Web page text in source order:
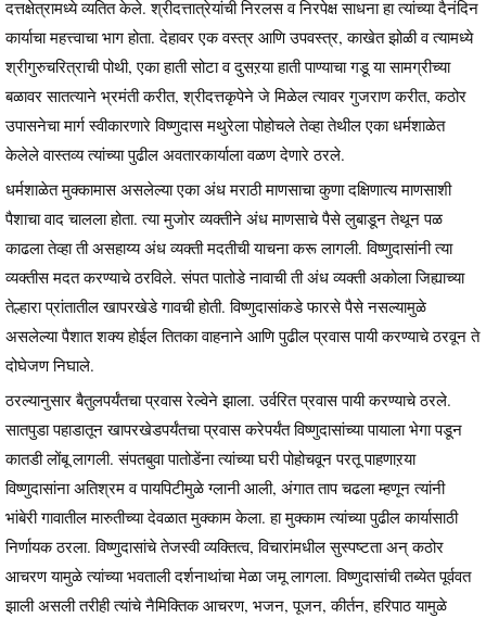
दत्तक्षेत्रामध्ये व्यतित केले. श्रीदत्तात्रेयांची निरलस व निरपेक्ष साधना हा त्यांच्या दैनंदिन
कार्याचा महत्त्वाचा भाग होता. देहावर एक वस्त्र आणि उपवस्त्र, काखेत झोळी व त्यामध्ये
श्रीगुरुचरित्राची पोथी, एका हाती सोटा व दुसऱया हाती पाण्याचा गडू या सामग्रीच्या
बळावर सातत्याने भ्रमंती करीत, श्रीदत्तकृपेने जे मिळेल त्यावर गुजराण करीत, कठोर
उपासनेचा मार्ग स्वीकारणारे विष्णुदास मथुरेला पोहोचले तेव्हा तेथील एका धर्मशाळेत
केलेले वास्तव्य त्यांच्या पुढील अवतारकार्याला वळण देणारे ठरले.
धर्मशाळेत मुक्कामास असलेल्या एका अंध मराठी माणसाचा कुणा दक्षिणात्य माणसाशी
पैशाचा वाद चालला होता. त्या मुजोर व्यक्तीने अंध माणसाचे पैसे लुबाडून तेथून पळ
काढला तेव्हा ती असहाय्य अंध व्यक्ती मदतीची याचना करू लागली. विष्णुदासांनी त्या
व्यक्तीस मदत करण्याचे ठरविले. संपत पातोडे नावाची ती अंध व्यक्ती अकोला जिह्याच्या
तेल्हारा प्रांतातील खापरखेडे गावची होती. विष्णुदासांकडे फारसे पैसे नसल्यामुळे
असलेल्या पैशात शक्य होईल तितका वाहनाने आणि पुढील प्रवास पायी करण्याचे ठरवून ते
दोघेजण निघाले.
ठरल्यानुसार बैतुलपर्यंतचा प्रवास रेल्वेने झाला. उर्वरित प्रवास पायी करण्याचे ठरले.
सातपुडा पहाडातून खापरखेडपर्यंतचा प्रवास करेपर्यंत विष्णुदासांच्या पायाला भेगा पडून
कातडी लोंबू लागली. संपतबुवा पातोडेंना त्यांच्या घरी पोहोचवून परतू पाहणाऱया
विष्णुदासांना अतिश्रम व पायपिटीमुळे ग्लानी आली, अंगात ताप चढला म्हणून त्यांनी
भांबेरी गावातील मारुतीच्या देवळात मुक्काम केला. हा मुक्काम त्यांच्या पुढील कार्यासाठी
निर्णायक ठरला. विष्णुदासांचे तेजस्वी व्यक्तित्व, विचारांमधील सुस्पष्टता अन् कठोर
आचरण यामुळे त्यांच्या भवताली दर्शनाथांचा मेळा जमू लागला. विष्णुदासांची तब्येत पूर्ववत
झाली असली तरीही त्यांचे नैमिक्तिक आचरण, भजन, पूजन, कीर्तन, हरिपाठ यामुळे